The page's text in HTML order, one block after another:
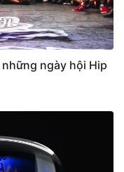
những ngày hội Hip